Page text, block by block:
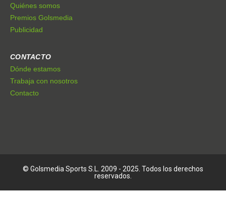
Quiénes somos
Premios Golsmedia
Publicidad
CONTACTO
Dónde estamos
Trabaja con nosotros
Contacto
© Golsmedia Sports S.L. 2009 - 2025. Todos los derechos
reservados.